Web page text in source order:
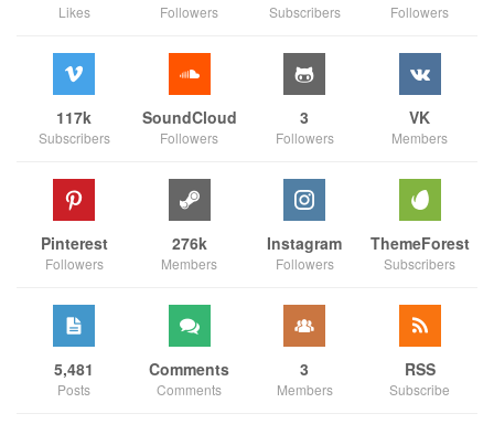
Likes Followers Subscribers Followers
117k
Subscribers
SoundCloud
Followers
3
Followers
VK
Members
Pinterest
Followers
276k
Members
Instagram
Followers
ThemeForest
Subscribers
5,481
Posts
Comments
Comments
3
Members
RSS
Subscribe